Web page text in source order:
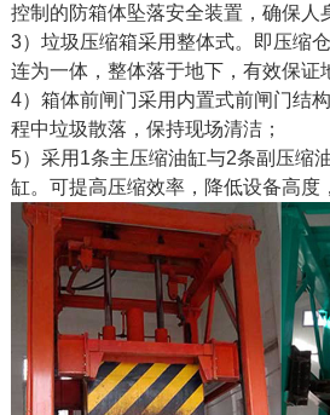
控制的防箱体坠落安全装置，确保人
3）垃圾压缩箱采用整体式。即压缩
连为一体，整体落于地下，有效保证
4）箱体前闸门采用内置式前闸门结
程中垃圾散落，保持现场清洁；
5）采用1条主压缩油缸与2条副压缩
缸。可提高压缩效率，降低设备高度